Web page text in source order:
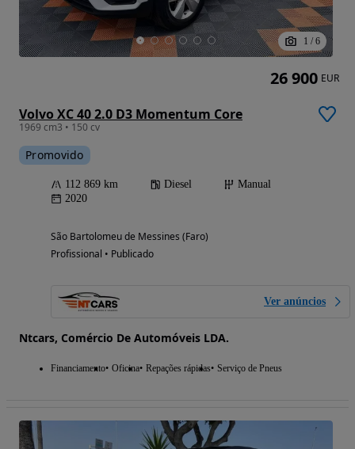
1 / 6
Volvo XC 40 2.0 D3 Momentum Core
1969 cm3 • 150 cv
Promovido
112 869 km Diesel
Manual
2020
São Bartolomeu de Messines (Faro)
Profissional • Publicado
Ver anúncios
Ntcars, Comércio De Automóveis LDA.
Financiamento Oficina Repações rápidas Serviço de Pneus
26 900 EUR